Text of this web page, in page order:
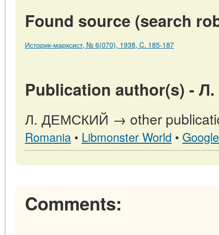
Found source (search
Историк-марксист, № 6(070), 1938, C. 185-187
Publication author(s) -
Л. ДЕМСКИЙ → other
Romania • Libmonster World • Google
Comments: